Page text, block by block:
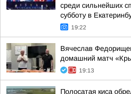
среди сильнейших
субботу в
19:22
Вячеслав
домашний матч
19:13
Полосатая киса